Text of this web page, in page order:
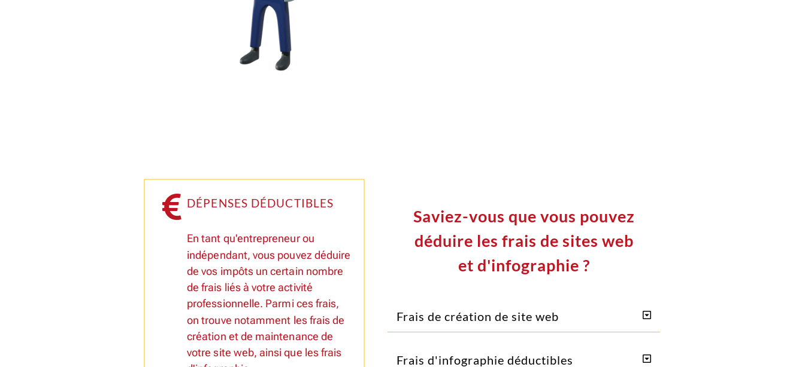
DÉPENSES DÉDUCTIBLES
En tant qu'entrepreneur ou
indépendant, vous pouvez déduire
de vos impôts un certain nombre
de frais liés à votre activité
professionnelle. Parmi ces frais,
on trouve notamment les frais de
création et de maintenance de
votre site web, ainsi que les frais
Saviez-vous que vous pouvez
déduire les frais de sites web
et d'infographie ?
Frais de création de site web
Frais d'infographie déductibles